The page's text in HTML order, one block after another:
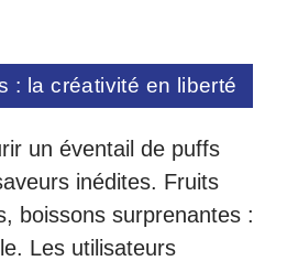
: la créativité en liberté
un éventail de puffs
inédites. Fruits
boissons surprenantes :
Les utilisateurs